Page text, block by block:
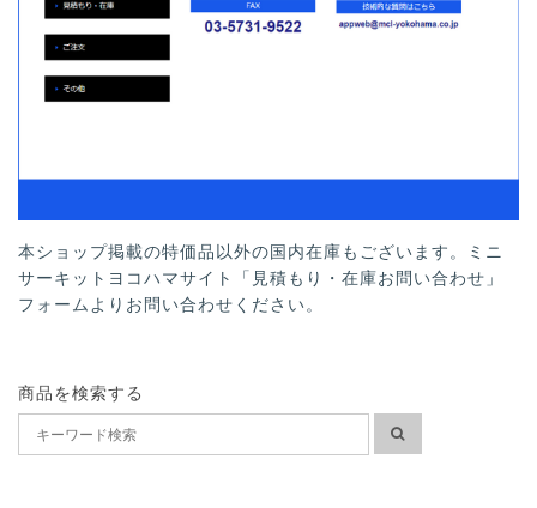
本ショップ掲載の特価品以外の国内在庫もございます。ミニ
サーキットヨコハマサイト「見積もり・在庫お問い合わせ」
フォームよりお問い合わせください。
商品を検索する